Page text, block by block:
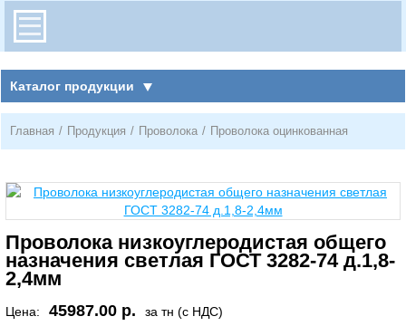
Каталог продукции
Главная / Продукция / Проволока / Проволока оцинкованная
Проволока низкоуглеродистая общего
назначения светлая ГОСТ 3282-74 д.1,8-
2,4мм
Цена: 45987.00 р.
за тн (с НДС)